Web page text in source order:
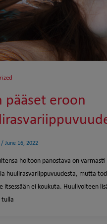
pääset eroon
/ June 16, 2022
hoitoon panostava on varmasti
huulirasvariippuvuudesta, mutta
itsessään ei koukuta. Huulivoiteen
tulla